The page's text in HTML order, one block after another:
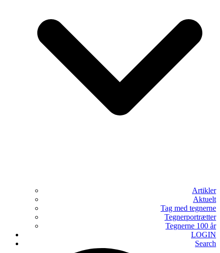
Artikler
Aktuelt
Tag med tegnerne
Tegnerportrætter
Tegnerne 100 år
LOGIN
Search